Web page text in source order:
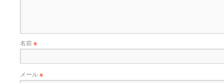
名前※
メール※